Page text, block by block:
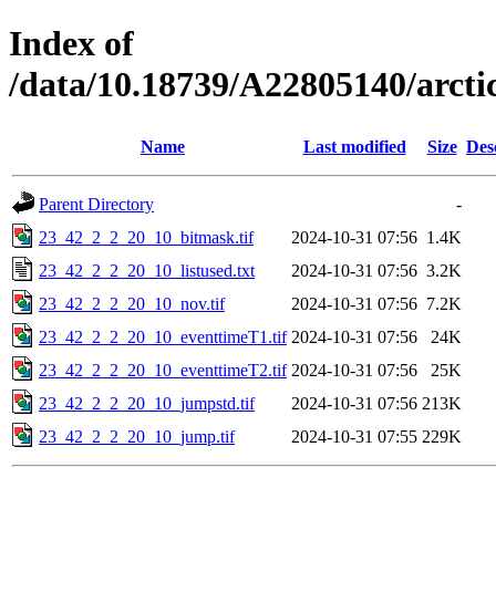
Index of
/data/10.18739/A22805140/
Name Last modified Size
Parent Directory
-
23_42_2_2_20_10_bitmask.tif
2024-10-31 07:56 1.4K
23_42_2_2_20_10_listused.txt
2024-10-31 07:56 3.2K
23_42_2_2_20_10_nov.tif
2024-10-31 07:56 7.2K
23_42_2_2_20_10_eventtimeT1.tif 2024-10-31 07:56
24K
23_42_2_2_20_10_eventtimeT2.tif 2024-10-31 07:56
25K
23_42_2_2_20_10_jumpstd.tif
2024-10-31 07:56 213K
23_42_2_2_20_10_jump.tif
2024-10-31 07:55 229K